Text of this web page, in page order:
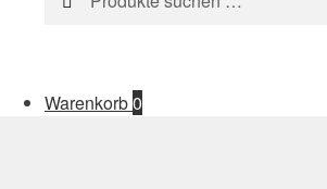
nach:
Warenkorb0